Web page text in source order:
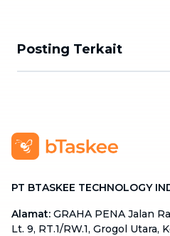
Posting Terkait
PT BTASKEE TECHNOLOGY
Alamat: GRAHA PENA Jalan
Lt. 9, RT.1/RW.1, Grogol Utara,